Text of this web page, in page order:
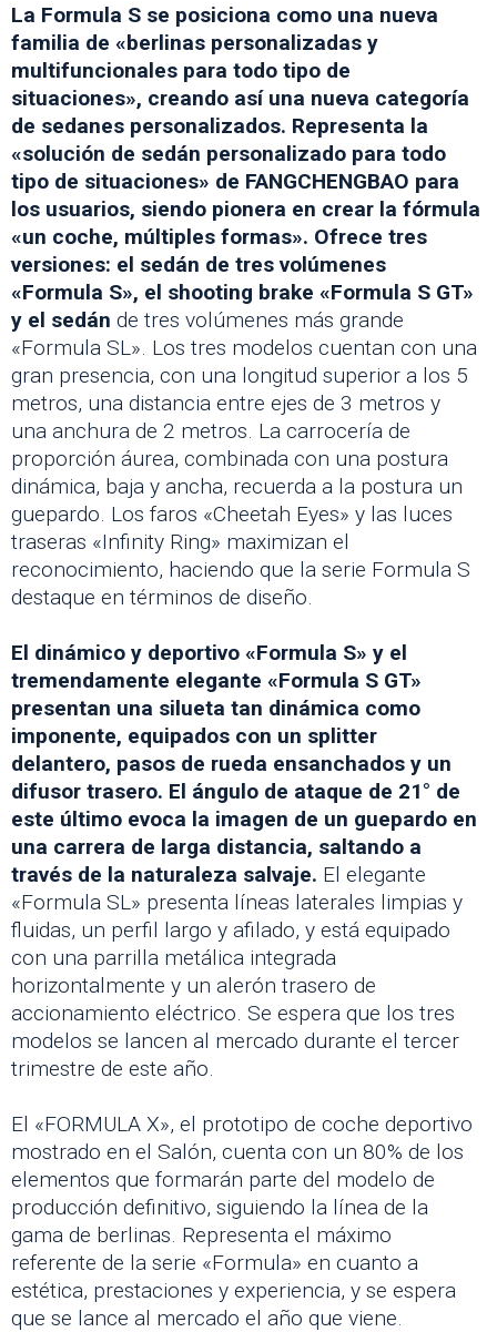
La Formula S se posiciona como una nueva
familia de «berlinas personalizadas y
multifuncionales para todo tipo de
situaciones», creando así una nueva categoría
de sedanes personalizados. Representa la
«solución de sedán personalizado para todo
tipo de situaciones» de FANGCHENGBAO para
los usuarios, siendo pionera en crear la fórmula
«un coche, múltiples formas». Ofrece tres
versiones: el sedán de tres volúmenes
«Formula S», el shooting brake «Formula S GT»
y el sedán de tres volúmenes más grande
«Formula SL». Los tres modelos cuentan con una
gran presencia, con una longitud superior a los 5
metros, una distancia entre ejes de 3 metros y
una anchura de 2 metros. La carrocería de
proporción áurea, combinada con una postura
dinámica, baja y ancha, recuerda a la postura un
guepardo. Los faros «Cheetah Eyes» y las luces
traseras «Infinity Ring» maximizan el
reconocimiento, haciendo que la serie Formula S
destaque en términos de diseño.
El dinámico y deportivo «Formula S» y el
tremendamente elegante «Formula S GT»
presentan una silueta tan dinámica como
imponente, equipados con un splitter
delantero, pasos de rueda ensanchados y un
difusor trasero. El ángulo de ataque de 21° de
este último evoca la imagen de un guepardo en
una carrera de larga distancia, saltando a
través de la naturaleza salvaje. El elegante
«Formula SL» presenta líneas laterales limpias y
fluidas, un perfil largo y afilado, y está equipado
con una parrilla metálica integrada
horizontalmente y un alerón trasero de
accionamiento eléctrico. Se espera que los tres
modelos se lancen al mercado durante el tercer
trimestre de este año.
El «FORMULA X», el prototipo de coche deportivo
mostrado en el Salón, cuenta con un 80% de los
elementos que formarán parte del modelo de
producción definitivo, siguiendo la línea de la
gama de berlinas. Representa el máximo
referente de la serie «Formula» en cuanto a
estética, prestaciones y experiencia, y se espera
que se lance al mercado el año que viene.